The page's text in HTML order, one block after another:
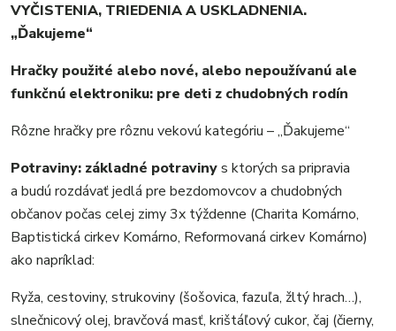
VYČISTENIA, TRIEDENIA A USKLADNENIA.
„Ďakujeme“
Hračky použité alebo nové, alebo nepoužívanú ale
funkčnú elektroniku: pre deti z chudobných rodín
Rôzne hračky pre rôznu vekovú kategóriu – „Ďakujeme“
Potraviny: základné potravinys ktorých sa pripravia
a budú rozdávať jedlá pre bezdomovcov a chudobných
občanov počas celej zimy 3x týždenne (Charita Komárno,
Baptistická cirkev Komárno, Reformovaná cirkev Komárno)
ako napríklad:
Ryža, cestoviny, strukoviny (šošovica, fazuľa, žltý hrach…),
slnečnicový olej, bravčová masť, krištáľový cukor, čaj (čierny,